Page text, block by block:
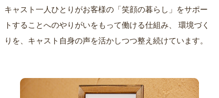
キャスト一人ひとりがお客様の「笑顔の暮らし」をサポー
トすることへのやりがいをもって働ける仕組み、
りを、キャスト自身の声を活かしつつ整え続けています。